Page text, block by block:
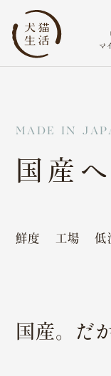
マ
MA DE I N J AP
国 産 へ
鮮度 工場 低
国産。だ